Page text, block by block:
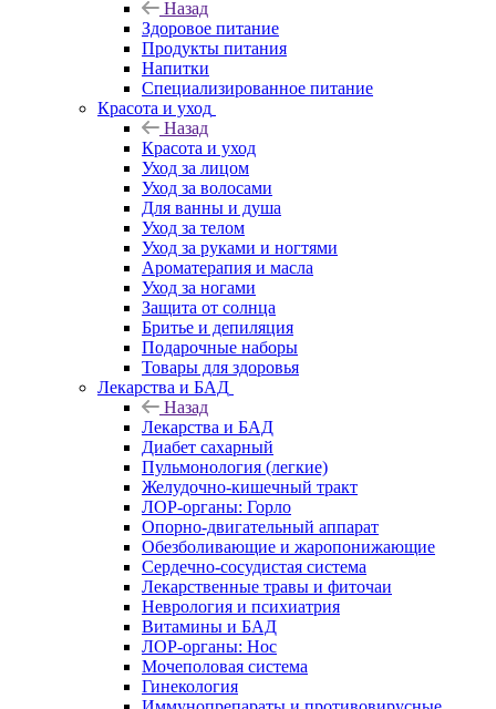
Назад
Здоровое питание
Продукты питания
Напитки
Специализированное питание
Красота и уход
Назад
Красота и уход
Уход за лицом
Уход за волосами
Для ванны и душа
Уход за телом
Уход за руками и ногтями
Ароматерапия и масла
Уход за ногами
Защита от солнца
Бритье и депиляция
Подарочные наборы
Товары для здоровья
Лекарства и БАД
Назад
Лекарства и БАД
Диабет сахарный
Пульмонология (легкие)
Желудочно-кишечный тракт
ЛОР-органы: Горло
Опорно-двигательный аппарат
Обезболивающие и жаропонижающие
Сердечно-сосудистая система
Лекарственные травы и фиточаи
Неврология и психиатрия
Витамины и БАД
ЛОР-органы: Нос
Мочеполовая система
Гинекология